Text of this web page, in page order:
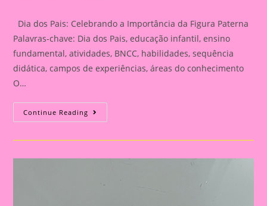
Dia dos Pais: Celebrando a Importância da Figura Paterna
Palavras-chave: Dia dos Pais, educação infantil, ensino
fundamental, atividades, BNCC, habilidades, sequência
didática, campos de experiências, áreas do conhecimento
O…
Continue Reading Cartão
Lembrança
O
Pais
Dos